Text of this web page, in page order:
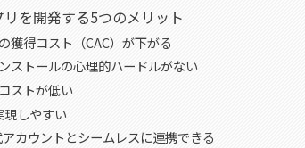
を開発する5つのメリット
獲得コスト（CAC）が下がる
ストールの心理的ハードルがない
ストが低い
しやすい
カウントとシームレスに連携できる